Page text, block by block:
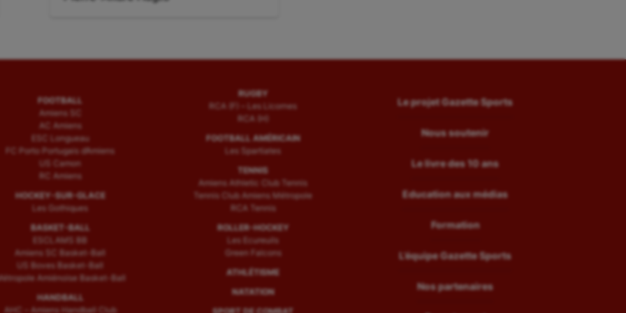
suivant
FOOTBALL
Amiens SC
AC Amiens
ESC Longueau
FC Porto Portugais d’Amiens
US Camon
RC Amiens
HOCKEY-SUR-GLACE
Les Gothiques
BASKET-BALL
ESCLAMS BB
Amiens SC Basket-Ball
US Boves Basket-Ball
Amiénoise Basket-Ball
HANDBALL
AHC – Amiens Handball Club
RUGBY
RCA (F) – Les Licornes
RCA (H)
FOOTBALL AMÉRICAIN
Les Spartiates
TENNIS
Amiens Athletic Club Tennis
Tennis Club Amiens Métropole
RCA Tennis
ROLLER-HOCKEY
Les Ecureuils
Green Falcons
ATHLÉTISME
NATATION
Le projet Gazette Sports
Nous soutenir
Le livre des 10 ans
Education aux médias
Formation
L’équipe Gazette Sports
Nos partenaires